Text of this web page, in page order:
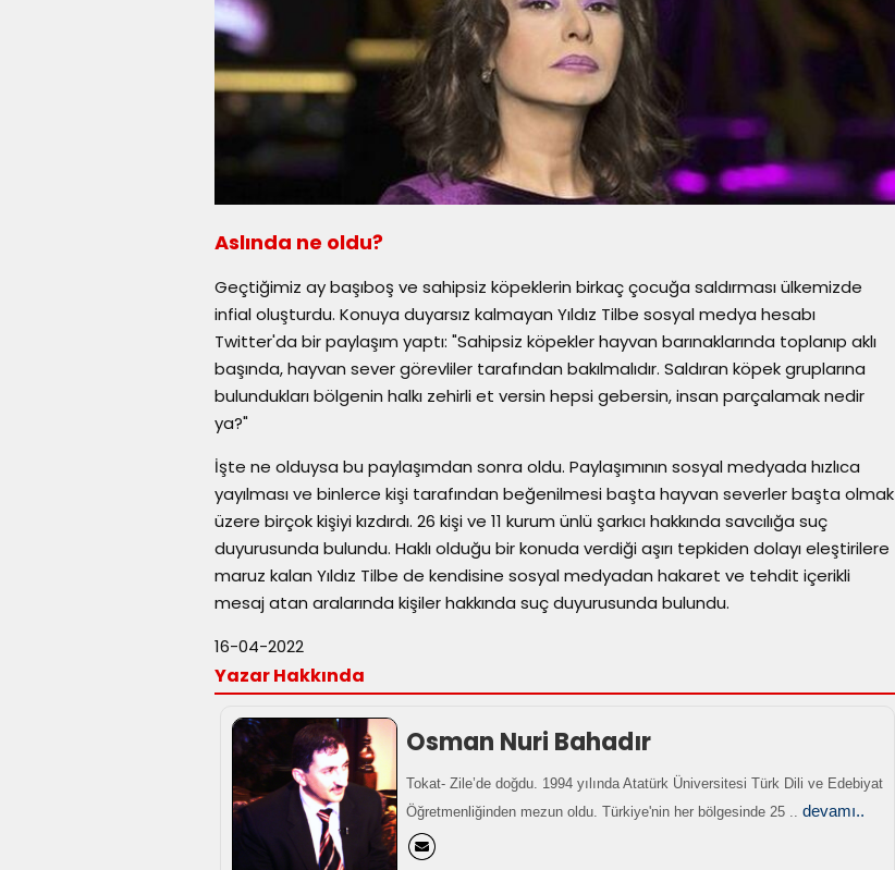
Aslında ne oldu?
Geçtiğimiz ay başıboş ve sahipsiz köpeklerin birkaç çocuğa saldırması ülkemizde
infial oluşturdu. Konuya duyarsız kalmayan Yıldız Tilbe sosyal medya hesabı
Twitter'da bir paylaşım yaptı: "Sahipsiz köpekler hayvan barınaklarında toplanıp aklı
başında, hayvan sever görevliler tarafından bakılmalıdır. Saldıran köpek gruplarına
bulundukları bölgenin halkı zehirli et versin hepsi gebersin, insan parçalamak nedir
ya?"
İşte ne olduysa bu paylaşımdan sonra oldu. Paylaşımının sosyal medyada hızlıca
yayılması ve binlerce kişi tarafından beğenilmesi başta hayvan severler başta olmak
üzere birçok kişiyi kızdırdı. 26 kişi ve 11 kurum ünlü şarkıcı hakkında savcılığa suç
duyurusunda bulundu. Haklı olduğu bir konuda verdiği aşırı tepkiden dolayı eleştirilere
maruz kalan Yıldız Tilbe de kendisine sosyal medyadan hakaret ve tehdit içerikli
mesaj atan aralarında kişiler hakkında suç duyurusunda bulundu.
16-04-2022
Yazar Hakkında
Osman Nuri Bahadır
Tokat- Zile’de doğdu. 1994 yılında Atatürk Üniversitesi Türk Dili ve Edebiyat
Öğretmenliğinden mezun oldu. Türkiye'nin her bölgesinde 25 .. devamı..